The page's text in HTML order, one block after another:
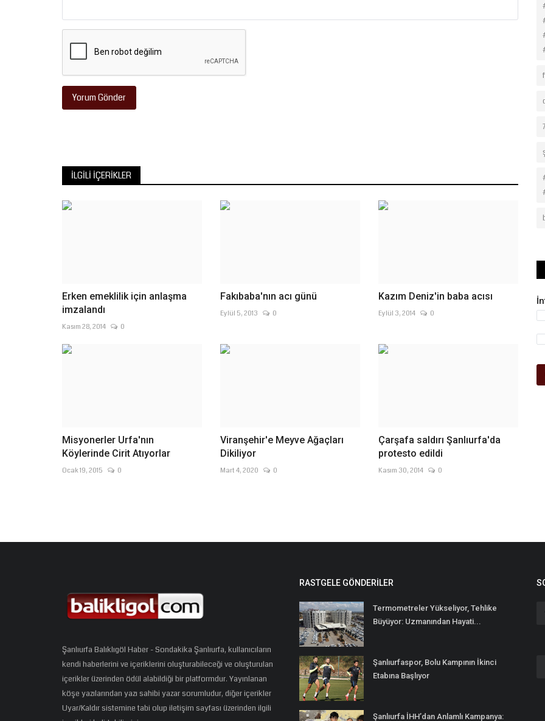
Yorum Gönder
İLGILI İÇERIKLER
Erken emeklilik için anlaşma
imzalandı
Kasım 28, 2014 0
Fakıbaba'nın acı günü
Eylül 5, 2013 0
Kazım Deniz'in baba acısı
Eylül 3, 2014 0
Misyonerler Urfa'nın
Köylerinde Cirit Atıyorlar
Ocak 19, 2015 0
Viranşehir'e Meyve Ağaçları
Dikiliyor
Mart 4, 2020 0
Çarşafa saldırı Şanlıurfa'da
protesto edildi
Kasım 30, 2014 0
Şanlıurfa Balıklıgöl Haber - Sondakika Şanlıurfa, kullanıcıların
kendi haberlerini ve içeriklerini oluşturabileceği ve oluşturulan
içerikler üzerinden ödül alabildiği bir platformdur. Yayınlanan
köşe yazılarından yazı sahibi yazar sorumludur, diğer içerikler
Uyar/Kaldır sistemine tabi olup iletişim sayfası üzerinden ilgili
RASTGELE GÖNDERILER
Termometreler Yükseliyor, Tehlike
Büyüyor: Uzmanından Hayati...
Şanlıurfaspor, Bolu Kampının İkinci
Etabına Başlıyor
Şanlıurfa İHH’dan Anlamlı Kampanya: